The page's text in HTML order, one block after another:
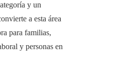
y un
a esta área
para familias,
y personas en